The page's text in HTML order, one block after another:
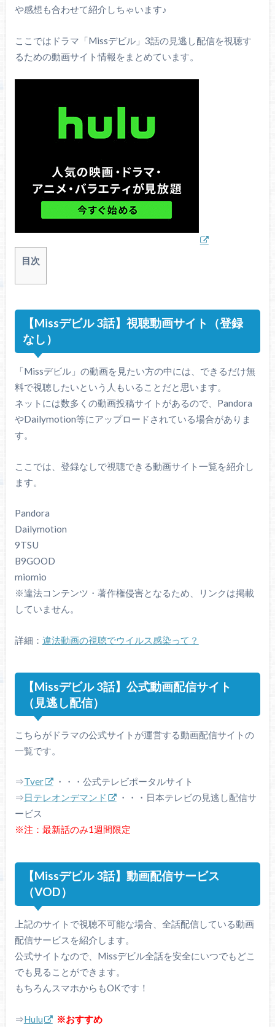
や感想も合わせて紹介しちゃいます♪
ここではドラマ「Missデビル」3話の見逃し配信を視聴す
るための動画サイト情報をまとめています。
目次
【Missデビル 3話】視聴動画サイト（登録
なし）
「Missデビル」の動画を見たい方の中には、できるだけ無
料で視聴したいという人もいることだと思います。
ネットには数多くの動画投稿サイトがあるので、Pandora
やDailymotion等にアップロードされている場合がありま
す。
ここでは、登録なしで視聴できる動画サイト一覧を紹介し
ます。
Pandora
Dailymotion
9TSU
B9GOOD
miomio
※違法コンテンツ・著作権侵害となるため、リンクは掲載
していません。
詳細： 違法動画の視聴でウイルス感染って？
【Missデビル 3話】公式動画配信サイト
（見逃し配信）
こちらがドラマの公式サイトが運営する動画配信サイトの
一覧です。
⇒Tver
・・・公式テレビポータルサイト
⇒日テレオンデマンド
・・・日本テレビの見逃し配信サ
ービス
※注：最新話のみ1週間限定
【Missデビル 3話】動画配信サービス
（VOD）
上記のサイトで視聴不可能な場合、全話配信している動画
配信サービスを紹介します。
公式サイトなので、Missデビル全話を安全にいつでもどこ
でも見ることができます。
もちろんスマホからもOKです！
⇒Hulu ※おすすめ